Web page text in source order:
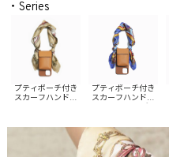
・Series
プティポーチ付き
スカーフハンドル
プティポーチ付き
スカーフハンドル